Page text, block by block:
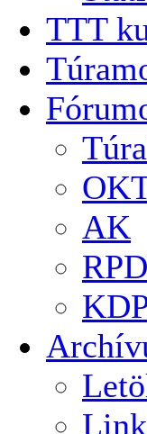
TTT
AK